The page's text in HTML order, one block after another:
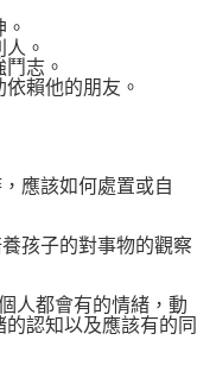
。
志。
賴他的朋友。
應該如何處置或自
孩子的對事物的觀察
人都會有的情緒，動
認知以及應該有的同